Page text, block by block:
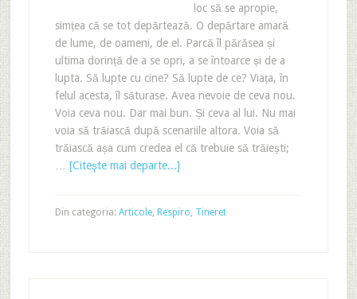
loc să se apropie,
simțea că se tot depărtează. O depărtare amară
de lume, de oameni, de el. Parcă îl părăsea și
ultima dorință de a se opri, a se întoarce și de a
lupta. Să lupte cu cine? Să lupte de ce? Viața, în
felul acesta, îl săturase. Avea nevoie de ceva nou.
Voia ceva nou. Dar mai bun. Și ceva al lui. Nu mai
voia să trăiască după scenariile altora. Voia să
trăiască așa cum credea el că trebuie să trăiești;
[Citeşte mai departe...]
Din categoria: Articole, Respiro Tineret